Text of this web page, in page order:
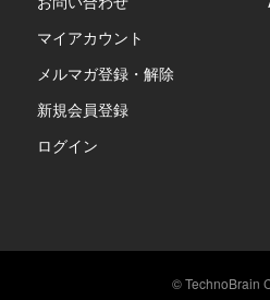
マイアカウント
メルマガ登録・解除
新規会員登録
ログイン
© TechnoBrain